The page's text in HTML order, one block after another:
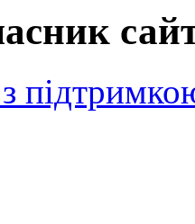
з